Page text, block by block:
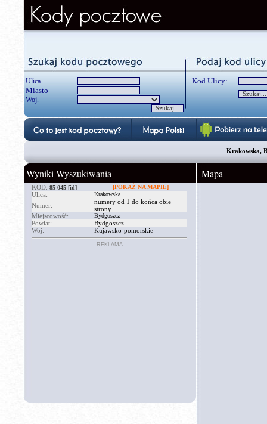
Ulica
Miasto
Woj.
Kod Ulicy:
Krakowska,
Wyniki Wyszukiwania
KOD: 85-045 [id] [POKAŻ NA MAPIE]
Ulica: Krakowska
Numer:
numery od 1 do końca obie
strony
Miejscowość:
Bydgoszcz
Powiat:
Bydgoszcz
Woj:
Kujawsko-pomorskie
REKLAMA
Mapa